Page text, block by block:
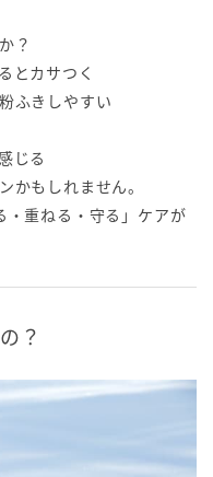
？
とカサつく
ふきしやすい
じる
かもしれません。
・重ねる・守る」ケアが
？